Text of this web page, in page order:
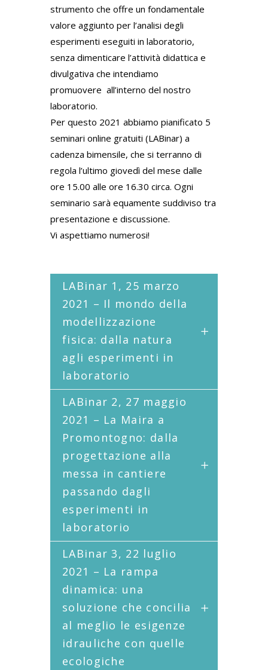
strumento che offre un fondamentale
valore aggiunto per l’analisi degli
esperimenti eseguiti in laboratorio,
senza dimenticare l’attività didattica e
divulgativa che intendiamo
promuovere all’interno del nostro
laboratorio.
Per questo 2021 abbiamo pianificato 5
seminari online gratuiti (LABinar) a
cadenza bimensile, che si terranno di
regola l’ultimo giovedì del mese dalle
ore 15.00 alle ore 16.30 circa. Ogni
seminario sarà equamente suddiviso tra
presentazione e discussione.
Vi aspettiamo numerosi!
LABinar 1, 25 marzo
2021 – Il mondo della
modellizzazione
fisica: dalla natura
agli esperimenti in
laboratorio
LABinar 2, 27 maggio
2021 – La Maira a
Promontogno: dalla
progettazione alla
messa in cantiere
passando dagli
esperimenti in
laboratorio
LABinar 3, 22 luglio
2021 – La rampa
dinamica: una
soluzione che concilia
al meglio le esigenze
idrauliche con quelle
ecologiche